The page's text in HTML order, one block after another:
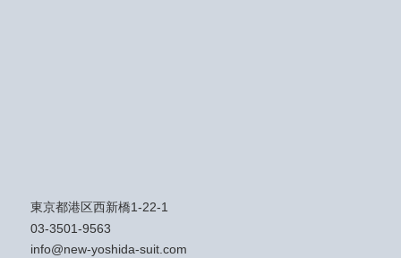
東京都港区西新橋1-22-1
03-3501-9563
info@new-yoshida-suit.com